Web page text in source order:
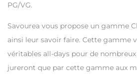
PG/VG.
Savourea vous propose un gamme
ainsi leur savoir faire. Cette gamme
véritables all-days pour de
jureront que par cette gamme aux